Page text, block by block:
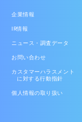
企業情報
IR情報
ニュース・調査データ
お問い合わせ
カスタマーハラスメント
に対する行動指針
個人情報の取り扱い